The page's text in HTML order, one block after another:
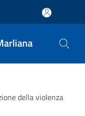
della violenza